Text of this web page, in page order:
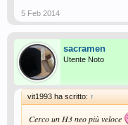
5 Feb 2014
sacramen
Utente Noto
vit1993 ha scritto: ↑
Cerco un H3 neo più veloce